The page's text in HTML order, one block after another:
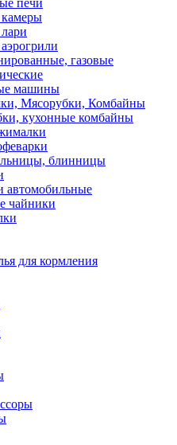
печи
газовые
машины
Мясорубки, Комбайны
кухонные комбайны
блинницы
автомобильные
чайники
для кормления